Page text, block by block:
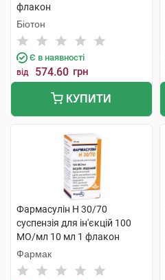
флакон
Біотон
Є в наявності
від 574.60 грн
КУПИТИ
Фармасулін H 30/70
суспензія для ін'єкцій 100
МО/мл 10 мл 1 флакон
Фармак